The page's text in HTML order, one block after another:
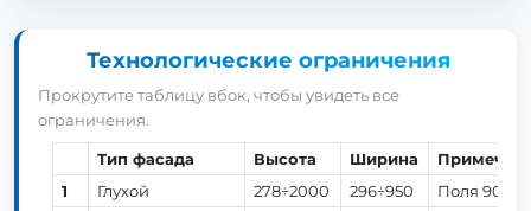
Технологические ограничения
Прокрутите таблицу вбок, чтобы увидеть все
ограничения.
Тип фасада Высота Ширина
1
Глухой 278÷2000 296÷950
Поля 90